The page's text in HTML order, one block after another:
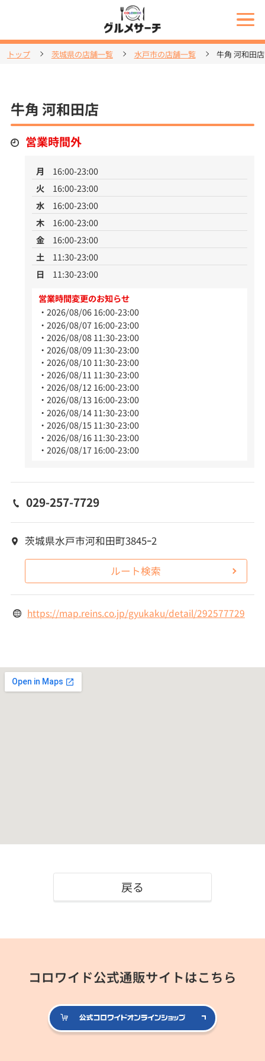
トップ 茨城県の店舗一覧 水戸市の店舗一覧 牛角 河和田店
牛角 河和田店
営業時間外
月
16:00-23:00
火
16:00-23:00
水
16:00-23:00
木
16:00-23:00
金
16:00-23:00
土
11:30-23:00
日
11:30-23:00
営業時間変更のお知らせ
2026/08/06 16:00-23:00
2026/08/07 16:00-23:00
2026/08/08 11:30-23:00
2026/08/09 11:30-23:00
2026/08/10 11:30-23:00
2026/08/11 11:30-23:00
2026/08/12 16:00-23:00
2026/08/13 16:00-23:00
2026/08/14 11:30-23:00
2026/08/15 11:30-23:00
2026/08/16 11:30-23:00
2026/08/17 16:00-23:00
029-257-7729
茨城県水戸市河和田町3845ｰ2
ルート検索
https://map.reins.co.jp/gyukaku/detail/292577729
戻る
コロワイド公式通販サイトはこちら
公式コロ